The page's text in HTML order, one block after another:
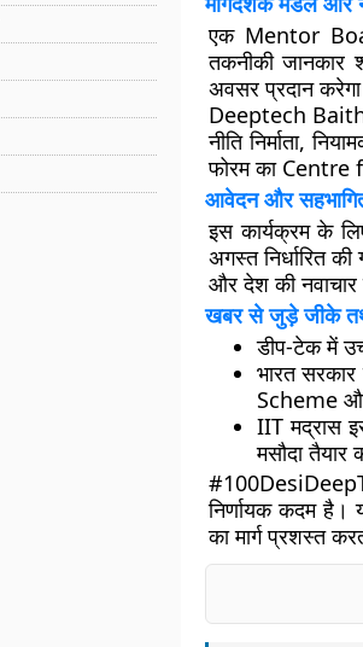
एक Mentor
तकनीकी जानकार
अवसर प्रदान
Deeptech
नीति निर्माता,
फोरम का Centre
आवेदन और
इस कार्यक्रम के
अगस्तनिर्धारित
और देश की नवाचार
खबर से जुड़े जीके
डीप-टेक में
भारत
Scheme
IIT मद्रास
मसौदा तैयार
निर्णायक कदम है।
का मार्ग प्रशस्त